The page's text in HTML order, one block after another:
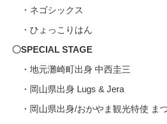
・ネゴシックス
・ひょっこりはん
〇SPECIAL STAGE
・地元灘崎町出身 中西圭三
・岡山県出身 Lugs & Jera
・岡山県出身/おかやま観光特使 ま